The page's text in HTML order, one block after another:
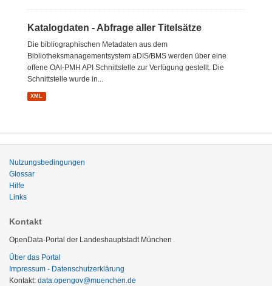
Katalogdaten - Abfrage aller Titelsätze
Die bibliographischen Metadaten aus dem
Bibliotheksmanagementsystem aDIS/BMS werden über eine
offene OAI-PMH API Schnittstelle zur Verfügung gestellt. Die
Schnittstelle wurde in...
XML
Nutzungsbedingungen
Glossar
Hilfe
Links
Kontakt
OpenData-Portal der Landeshauptstadt München
Über das Portal
Impressum - Datenschutzerklärung
Kontakt: data.opengov@muenchen.de